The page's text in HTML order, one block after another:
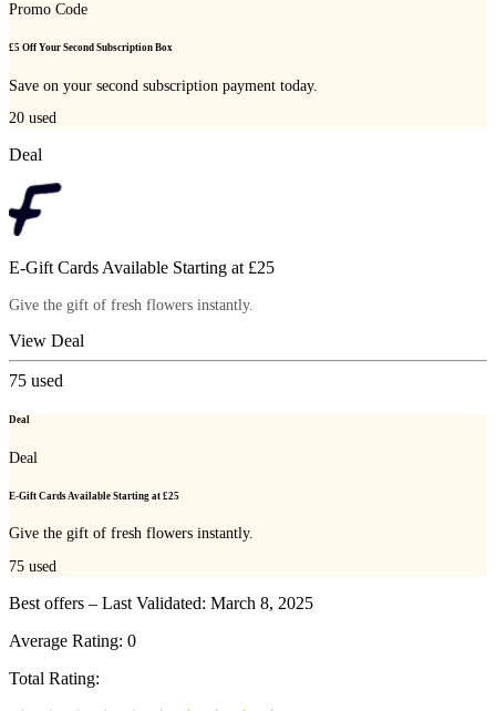
Promo Code
£5 Off Your Second Subscription Box
Save on your second subscription payment today.
20 used
Deal
E-Gift Cards Available Starting at £25
Give the gift of fresh flowers instantly.
View Deal
75 used
Deal
Deal
E-Gift Cards Available Starting at £25
Give the gift of fresh flowers instantly.
75 used
Best offers – Last Validated: March 8, 2025
Average Rating: 0
Total Rating: